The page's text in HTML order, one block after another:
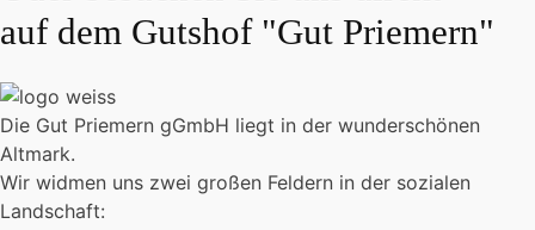
auf dem Gutshof "Gut Priemern"
Die Gut Priemern gGmbH liegt in der wunderschönen
Altmark.
Wir widmen uns zwei großen Feldern in der sozialen
Landschaft: